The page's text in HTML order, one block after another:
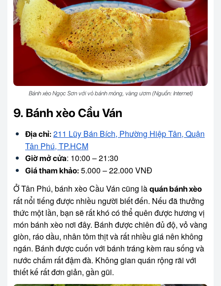
Bánh xèo Ngọc Sơn với vỏ bánh mỏng, vàng ươm (Nguồn: Internet)
9. Bánh xèo Cầu Ván
Địa chỉ: 211 Lũy Bán Bích, Phường Hiệp Tân, Quận
Tân Phú, TP.HCM
Giờ mở cửa: 10:00 – 21:30
Giá tham khảo: 5.000 – 22.000 VNĐ
Ở Tân Phú, bánh xèo Cầu Ván cũng là quán bánh xèo
rất nổi tiếng được nhiều người biết đến. Nếu đã thưởng
thức một lần, bạn sẽ rất khó có thể quên được hương vị
món bánh xèo nơi đây. Bánh được chiên đủ độ, vỏ vàng
giòn, ráo dầu, nhân tôm thịt và rất nhiều giá nên không
ngán. Bánh được cuốn với bánh tráng kèm rau sống và
nước chấm rất đậm đà. Không gian quán rộng rãi với
thiết kế rất đơn giản, gần gũi.